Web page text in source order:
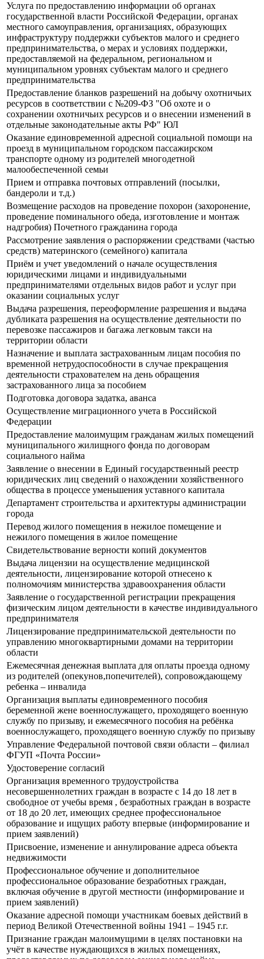
Услуга по предоставлению информации об органах
государственной власти Российской Федерации, органах
местного самоуправления, организациях, образующих
инфраструктуру поддержки субъектов малого и среднего
предпринимательства, о мерах и условиях поддержки,
предоставляемой на федеральном, региональном и
муниципальном уровнях субъектам малого и среднего
предпринимательства
Предоставление бланков разрешений на добычу охотничьих
ресурсов в соответствии с №209-ФЗ "Об охоте и о
сохранении охотничьих ресурсов и о внесении изменений в
отдельные законодательные акты РФ" ЮЛ
Оказание единовременной адресной социальной помощи на
проезд в муниципальном городском пассажирском
транспорте одному из родителей многодетной
малообеспеченной семьи
Прием и отправка почтовых отправлений (посылки,
бандероли и т.д.)
Возмещение расходов на проведение похорон (захоронение,
проведение поминального обеда, изготовление и монтаж
надгробия) Почетного гражданина города
Рассмотрение заявления о распоряжении средствами (частью
средств) материнского (семейного) капитала
Приём и учет уведомлений о начале осуществления
юридическими лицами и индивидуальными
предпринимателями отдельных видов работ и услуг при
оказании социальных услуг
Выдача разрешения, переоформление разрешения и выдача
дубликата разрешения на осуществление деятельности по
перевозке пассажиров и багажа легковым такси на
территории области
Назначение и выплата застрахованным лицам пособия по
временной нетрудоспособности в случае прекращения
деятельности страхователем на день обращения
застрахованного лица за пособием
Подготовка договора задатка, аванса
Осуществление миграционного учета в Российской
Федерации
Предоставление малоимущим гражданам жилых помещений
муниципального жилищного фонда по договорам
социального найма
Заявление о внесении в Единый государственный реестр
юридических лиц сведений о нахождении хозяйственного
общества в процессе уменьшения уставного капитала
Департамент строительства и архитектуры администрации
города
Перевод жилого помещения в нежилое помещение и
нежилого помещения в жилое помещение
Свидетельствование верности копий документов
Выдача лицензии на осуществление медицинской
деятельности, лицензирование которой отнесено к
полномочиям министерства здравоохранения области
Заявление о государственной регистрации прекращения
физическим лицом деятельности в качестве индивидуального
предпринимателя
Лицензирование предпринимательской деятельности по
управлению многоквартирными домами на территории
области
Ежемесячная денежная выплата для оплаты проезда одному
из родителей (опекунов,попечителей), сопровождающему
ребенка – инвалида
Организация выплаты единовременного пособия
беременной жене военнослужащего, проходящего военную
службу по призыву, и ежемесячного пособия на ребёнка
военнослужащего, проходящего военную службу по призыву
Управление Федеральной почтовой связи области – филиал
ФГУП «Почта России»
Удостоверение согласий
Организация временного трудоустройства
несовершеннолетних граждан в возрасте с 14 до 18 лет в
свободное от учебы время , безработных граждан в возрасте
от 18 до 20 лет, имеющих среднее профессиональное
образование и ищущих работу впервые (информирование и
прием заявлений)
Присвоение, изменение и аннулирование адреса объекта
недвижимости
Профессиональное обучение и дополнительное
профессиональное образование безработных граждан,
включая обучение в другой местности (информирование и
прием заявлений)
Оказание адресной помощи участникам боевых действий в
период Великой Отечественной войны 1941 – 1945 г.г.
Признание граждан малоимущими в целях постановки на
учёт в качестве нуждающихся в жилых помещениях,